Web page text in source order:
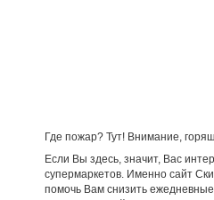
Где пожар? Тут! Внимание,
Если Вы здесь, значит, Вас
супермаркетов. Именно сайт
помочь Вам снизить